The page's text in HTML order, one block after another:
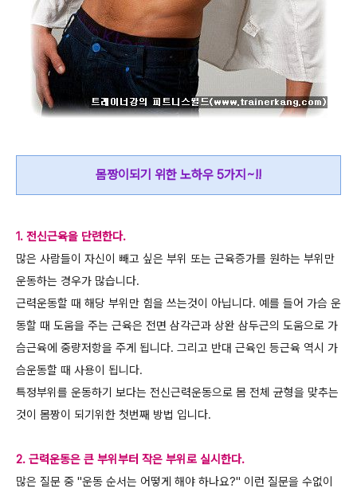
몸짱이되기 위한 노하우 5가지~!!
1. 전신근육을 단련한다.
많은 사람들이 자신이 빼고 싶은 부위 또는 근육증가를 원하는 부위만
운동하는 경우가 많습니다.
근력운동할 때 해당 부위만 힘을 쓰는것이 아닙니다. 예를 들어 가슴 운
동할 때 도움을 주는 근육은 전면 삼각근과 상완 삼두근의 도움으로 가
슴근육에 중량저항을 주게 됩니다. 그리고 반대 근육인 등근육 역시 가
슴운동할 때 사용이 됩니다.
특정부위를 운동하기 보다는 전신근력운동으로 몸 전체 균형을 맞추는
것이 몸짱이 되기위한 첫번째 방법 입니다.
2. 근력운동은 큰 부위부터 작은 부위로 실시한다.
많은 질문 중 "운동 순서는 어떻게 해야 하나요?" 이런 질문을 수없이